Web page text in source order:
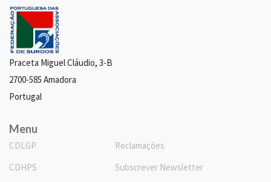
Praceta Miguel Cláudio, 3-B
2700-585 Amadora
Portugal
Menu
CDLGP
CDHPS
Reclamações
Subscrever Newsletter